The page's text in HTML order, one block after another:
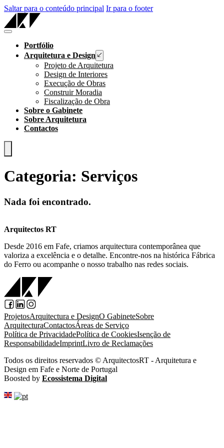
Saltar para o conteúdo principal Ir para o footer
Portfólio
Arquitetura e Design
Projeto de Arquitetura
Design de Interiores
Execução de Obras
Construir Moradia
Fiscalização de Obra
Sobre o Gabinete
Sobre Arquitetura
Contactos
Categoria: Serviços
Nada foi encontrado.
Arquitectos RT
Desde 2016 em Fafe, criamos arquitectura contemporânea que
valoriza a excelência e o detalhe. Encontre-nos na histórica Fábrica
do Ferro ou acompanhe o nosso trabalho nas redes sociais.
ProjetosArquitectura e DesignO GabineteSobre
ArquitecturaContactosÁreas de Serviço
Política de PrivacidadePolítica de CookiesIsenção de
ResponsabilidadeImprintLivro de Reclamações
Todos os direitos reservados © ArquitectosRT - Arquitetura e
Design em Fafe e Norte de Portugal
Boosted by Ecossistema Digital